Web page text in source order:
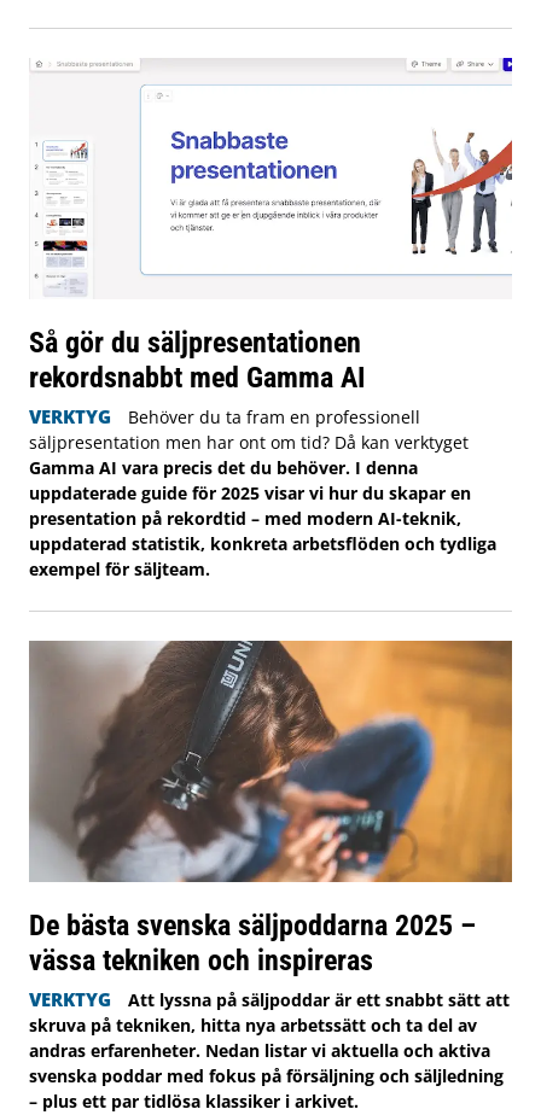
Så gör du säljpresentationen
rekordsnabbt med Gamma AI
VERKTYG
Behöver du ta fram en professionell
säljpresentation men har ont om tid? Då kan verktyget
Gamma AI vara precis det du behöver. I denna
uppdaterade guide för 2025 visar vi hur du skapar en
presentation på rekordtid – med modern AI-teknik,
uppdaterad statistik, konkreta arbetsflöden och tydliga
exempel för säljteam.
De bästa svenska säljpoddarna 2025 –
vässa tekniken och inspireras
VERKTYG
Att lyssna på säljpoddar är ett snabbt sätt att
skruva på tekniken, hitta nya arbetssätt och ta del av
andras erfarenheter. Nedan listar vi aktuella och aktiva
svenska poddar med fokus på försäljning och säljledning
– plus ett par tidlösa klassiker i arkivet.